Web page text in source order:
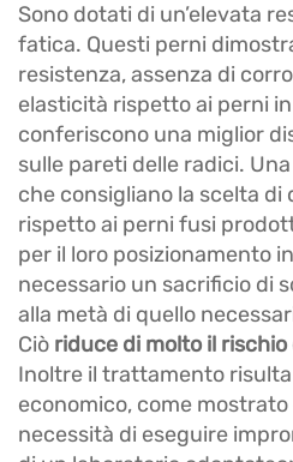
Sono dotati di un’elevata
fatica. Questi perni
resistenza, assenza di
elasticità rispetto ai perni
conferiscono una miglior
sulle pareti delle radici.
che consigliano la scelta di
rispetto ai perni fusi
per il loro posizionamento
necessario un sacrificio di
alla metà di quello
Ciò riduce di molto il
Inoltre il trattamento
economico, come mostrato
necessità di eseguire